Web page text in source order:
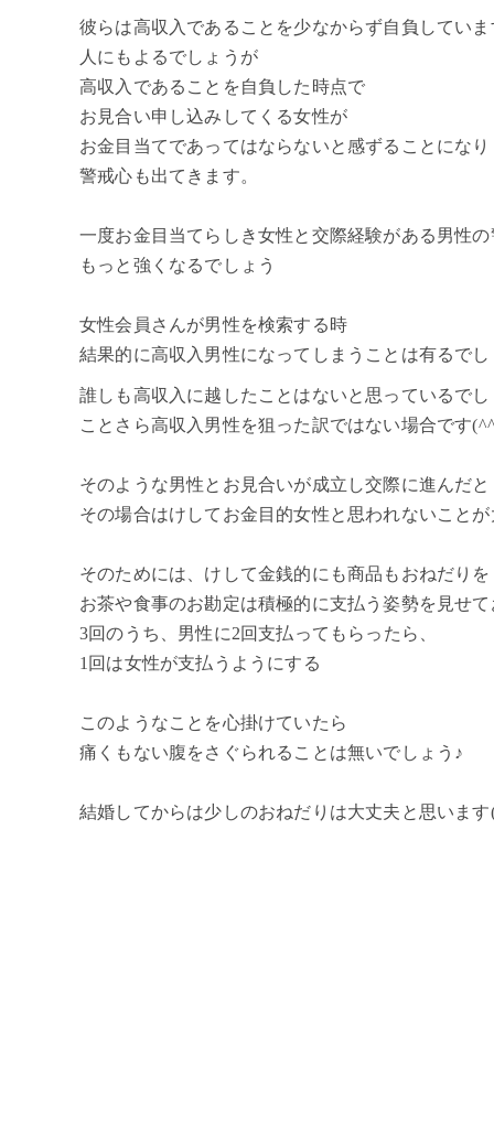
彼らは高収入であることを少なからず自負していま
人にもよるでしょうが
高収入であることを自負した時点で
お見合い申し込みしてくる女性が
お金目当てであってはならないと感ずることになり
警戒心も出てきます。
一度お金目当てらしき女性と交際経験がある男性
もっと強くなるでしょう
女性会員さんが男性を検索する時
結果的に高収入男性になってしまうことは有るで
誰しも高収入に越したことはないと思っているで
ことさら高収入男性を狙った訳ではない場合です
そのような男性とお見合いが成立し交際に進んだ
その場合はけしてお金目的女性と思われないこと
そのためには、けして金銭的にも商品もおねだり
お茶や食事のお勘定は積極的に支払う姿勢を見せ
3回のうち、男性に2回支払ってもらったら、
1回は女性が支払うようにする
このようなことを心掛けていたら
痛くもない腹をさぐられることは無いでしょう♪
結婚してからは少しのおねだりは大丈夫と思います